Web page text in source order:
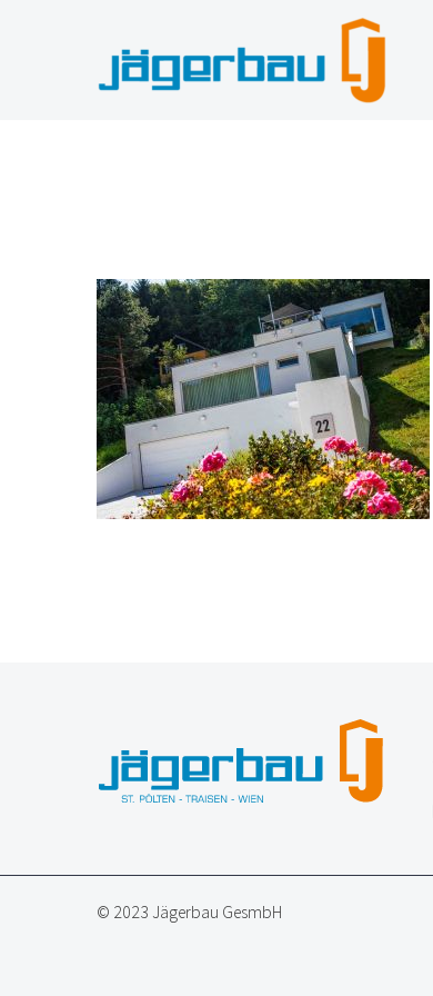
© 2023 Jägerbau GesmbH